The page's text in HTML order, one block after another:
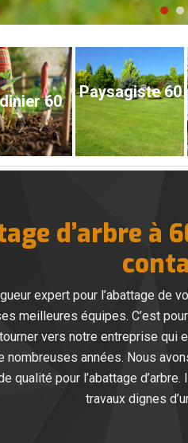
60 Paysagiste 60
d’arbre à
expert pour l’abattage de
meilleures équipes. C’est
vers notre entreprise
années. Nous
qualité pour l’abattage
travaux dignes